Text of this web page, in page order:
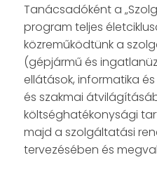
Tanácsadóként a
program teljes
közreműködtünk a
(gépjármű és
ellátások, informatika
és szakmai
költséghatékonysági
majd a szolgáltatási
tervezésében és